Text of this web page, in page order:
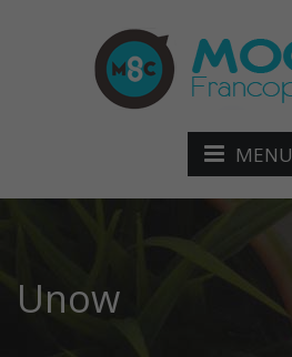
MENU
Unow